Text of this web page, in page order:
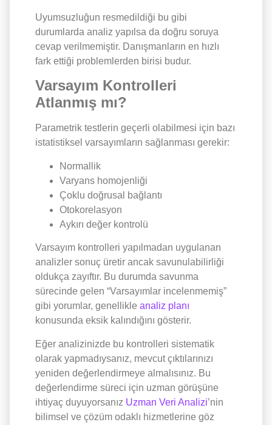
Uyumsuzluğun resmedildiği bu gibi
durumlarda analiz yapılsa da doğru soruya
cevap verilmemiştir. Danışmanların en hızlı
fark ettiği problemlerden birisi budur.
Varsayım Kontrolleri
Atlanmış mı?
Parametrik testlerin geçerli olabilmesi için bazı
istatistiksel varsayımların sağlanması gerekir:
Normallik
Varyans homojenliği
Çoklu doğrusal bağlantı
Otokorelasyon
Aykırı değer kontrolü
Varsayım kontrolleri yapılmadan uygulanan
analizler sonuç üretir ancak savunulabilirliği
oldukça zayıftır. Bu durumda savunma
sürecinde gelen “Varsayımlar incelenmemiş”
gibi yorumlar, genellikle analiz planı
konusunda eksik kalındığını gösterir.
Eğer analizinizde bu kontrolleri sistematik
olarak yapmadıysanız, mevcut çıktılarınızı
yeniden değerlendirmeye almalısınız. Bu
değerlendirme süreci için uzman görüşüne
ihtiyaç duyuyorsanız Uzman Veri Analizi’nin
bilimsel ve çözüm odaklı hizmetlerine göz